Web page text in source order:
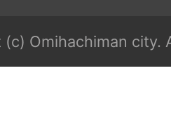
Omihachiman city.